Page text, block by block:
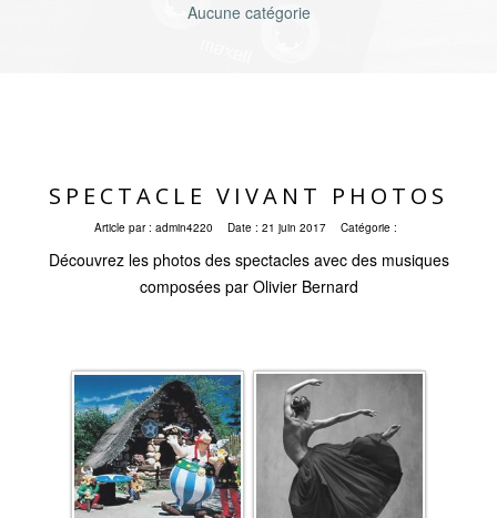
Aucune catégorie
SPECTACLE VIVANT PHOTOS
Article par : admin4220 Date : 21 juin 2017 Catégorie :
Découvrez les photos des spectacles avec des musiques
composées par Olivier Bernard